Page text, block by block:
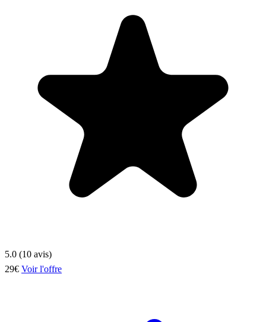
5.0 (10 avis)
29€ Voir l'offre